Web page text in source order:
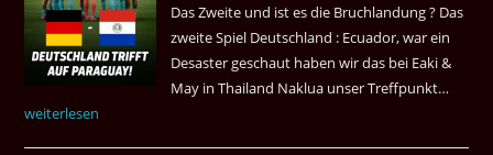
Das Zweite und ist es die Bruchlandung ? Das
zweite Spiel Deutschland : Ecuador, war ein
Desaster geschaut haben wir das bei Eaki &
May in Thailand Naklua unser Treffpunkt…
bei
weiterlesen